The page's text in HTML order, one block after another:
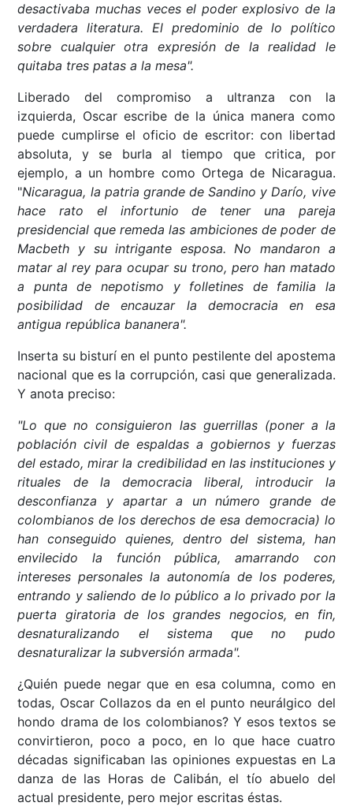
desactivaba muchas veces el poder explosivo de la
verdadera literatura. El predominio de lo político
sobre cualquier otra expresión de la realidad le
quitaba tres patas a la mesa".
Liberado del compromiso a ultranza con la
izquierda, Oscar escribe de la única manera como
puede cumplirse el oficio de escritor: con libertad
absoluta, y se burla al tiempo que critica, por
ejemplo, a un hombre como Ortega de Nicaragua.
"Nicaragua, la patria grande de Sandino y Darío, vive
hace rato el infortunio de tener una pareja
presidencial que remeda las ambiciones de poder de
Macbeth y su intrigante esposa. No mandaron a
matar al rey para ocupar su trono, pero han matado
a punta de nepotismo y folletines de familia la
posibilidad de encauzar la democracia en esa
antigua república bananera".
Inserta su bisturí en el punto pestilente del apostema
nacional que es la corrupción, casi que generalizada.
Y anota preciso:
"Lo que no consiguieron las guerrillas (poner a la
población civil de espaldas a gobiernos y fuerzas
del estado, mirar la credibilidad en las instituciones y
rituales de la democracia liberal, introducir la
desconfianza y apartar a un número grande de
colombianos de los derechos de esa democracia) lo
han conseguido quienes, dentro del sistema, han
envilecido la función pública, amarrando con
intereses personales la autonomía de los poderes,
entrando y saliendo de lo público a lo privado por la
puerta giratoria de los grandes negocios, en fin,
desnaturalizando el sistema que no pudo
desnaturalizar la subversión armada".
¿Quién puede negar que en esa columna, como en
todas, Oscar Collazos da en el punto neurálgico del
hondo drama de los colombianos? Y esos textos se
convirtieron, poco a poco, en lo que hace cuatro
décadas significaban las opiniones expuestas en La
danza de las Horas de Calibán, el tío abuelo del
actual presidente, pero mejor escritas éstas.